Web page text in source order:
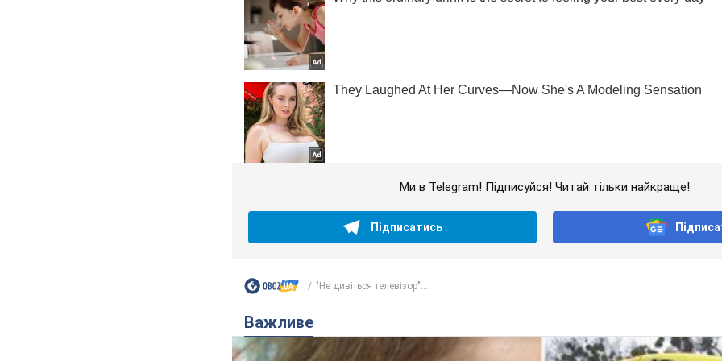
Ми в Telegram! Підписуйся! Читай тільки найкраще!
Підписатись
"Не дивіться телевізор":...
Важливе